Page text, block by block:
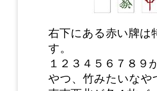
右下にある赤い牌は
す。
１２３４５６７８９
やつ、竹みたいなや